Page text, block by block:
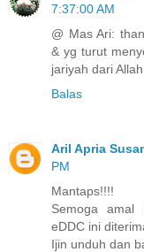
7:37:00 AM
@ Mas Ari:
& yg turut
jariyah dari
Balas
Aril Apria
PM
Mantaps!!!!
Semoga amal
eDDC ini
Ijin unduh dan